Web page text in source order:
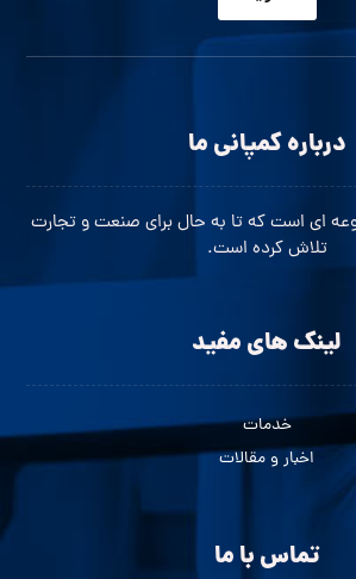
درباره کمپانی ما
ای است که تا به حال برای صنعت و تجارت
تلاش کرده است.
لینک های مفید
خدمات
اخبار و مقالات
تماس با ما